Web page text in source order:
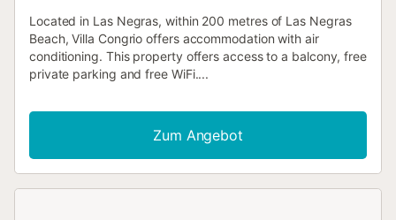
Located in Las Negras, within 200 metres of Las Negras
Beach, Villa Congrio offers accommodation with air
conditioning. This property offers access to a balcony, free
private parking and free WiFi....
Zum Angebot